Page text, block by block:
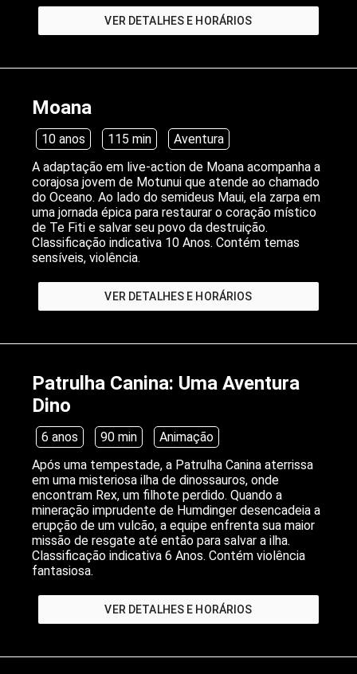
VER DETALHES E HORÁRIOS
Moana
10 anos 115 min
Aventura
A adaptação em live-action de Moana acompanha a
corajosa jovem de Motunui que atende ao chamado
do Oceano. Ao lado do semideus Maui, ela zarpa em
uma jornada épica para restaurar o coração místico
de Te Fiti e salvar seu povo da destruição.
Classificação indicativa 10 Anos. Contém temas
sensíveis, violência.
VER DETALHES E HORÁRIOS
Patrulha Canina: Uma Aventura
Dino
6 anos 90 min
Animação
Após uma tempestade, a Patrulha Canina aterrissa
em uma misteriosa ilha de dinossauros, onde
encontram Rex, um filhote perdido. Quando a
mineração imprudente de Humdinger desencadeia a
erupção de um vulcão, a equipe enfrenta sua maior
missão de resgate até então para salvar a ilha.
Classificação indicativa 6 Anos. Contém violência
fantasiosa.
VER DETALHES E HORÁRIOS